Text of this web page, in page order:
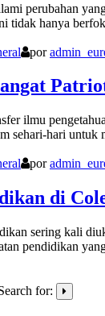
perubahan
tidak hanya
por
ilmu
sehari-hari untuk
por
di
sering kali
pendidikan
for: